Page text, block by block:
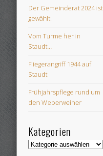
Der Gemeinderat 2024 ist
gewählt!
Vom Turme her in
Staudt…
Fliegerangriff 1944 auf
Staudt
Frühjahrspflege rund um
den Weberweiher
Kategorien
Kategorien